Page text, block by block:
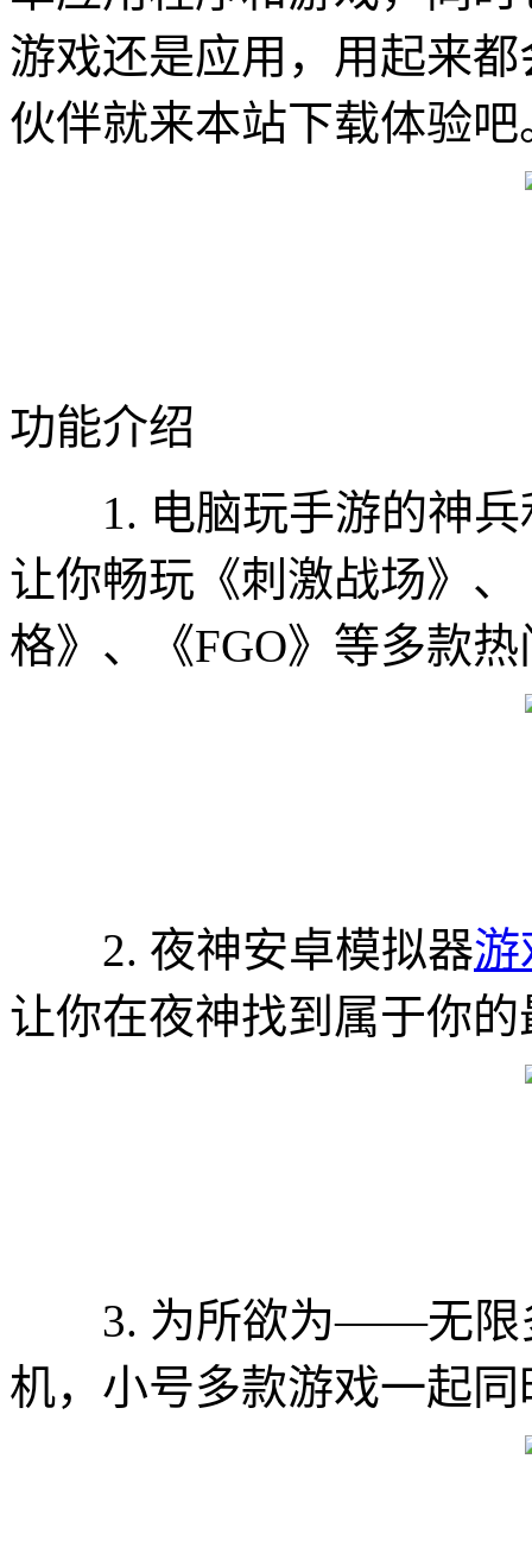
游戏还是应用，用起来
伙伴就来本站下载体验吧
功能介绍
1. 电脑玩手游的神兵
让你畅玩《刺激战场》
格》、《FGO》等多款
2. 夜神安卓模拟器游
让你在夜神找到属于你的
3. 为所欲为——无限
机，小号多款游戏一起